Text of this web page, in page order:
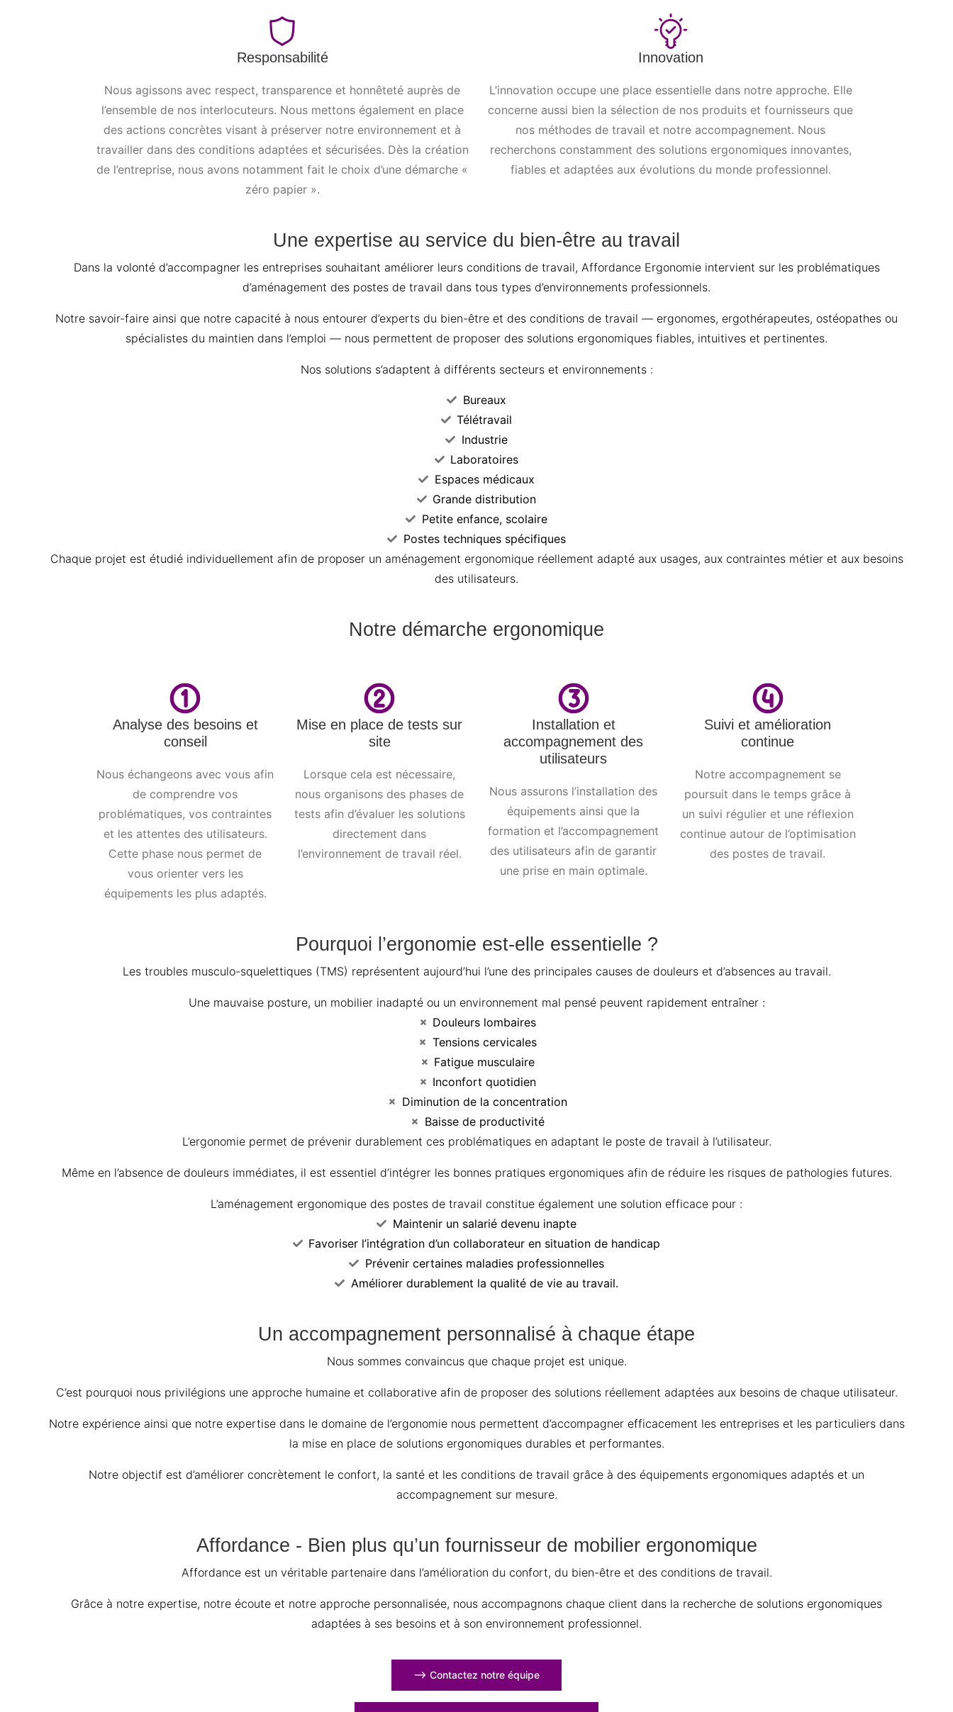
Responsabilité
Nous agissons avec respect, transparence et honnêteté auprès de
l’ensemble de nos interlocuteurs. Nous mettons également en place
des actions concrètes visant à préserver notre environnement et à
travailler dans des conditions adaptées et sécurisées. Dès la création
de l’entreprise, nous avons notamment fait le choix d’une démarche «
zéro papier ».
Innovation
L’innovation occupe une place essentielle dans notre approche. Elle
concerne aussi bien la sélection de nos produits et fournisseurs que
nos méthodes de travail et notre accompagnement. Nous
recherchons constamment des solutions ergonomiques innovantes,
fiables et adaptées aux évolutions du monde professionnel.
Une expertise au service du bien-être au travail
Dans la volonté d’accompagner les entreprises souhaitant améliorer leurs conditions de travail, Affordance Ergonomie intervient sur les problématiques
d’aménagement des postes de travail dans tous types d’environnements professionnels.
Notre savoir-faire ainsi que notre capacité à nous entourer d’experts du bien-être et des conditions de travail — ergonomes, ergothérapeutes, ostéopathes ou
spécialistes du maintien dans l’emploi — nous permettent de proposer des solutions ergonomiques fiables, intuitives et pertinentes.
Nos solutions s’adaptent à différents secteurs et environnements :
Bureaux
Télétravail
Industrie
Laboratoires
Espaces médicaux
Grande distribution
Petite enfance, scolaire
Postes techniques spécifiques
Chaque projet est étudié individuellement afin de proposer un aménagement ergonomique réellement adapté aux usages, aux contraintes métier et aux besoins
des utilisateurs.
Notre démarche ergonomique
Analyse des besoins et
conseil
Nous échangeons avec vous afin
de comprendre vos
problématiques, vos contraintes
et les attentes des utilisateurs.
Cette phase nous permet de
vous orienter vers les
équipements les plus adaptés.
Mise en place de tests sur
site
Lorsque cela est nécessaire,
nous organisons des phases de
tests afin d’évaluer les solutions
directement dans
l’environnement de travail réel.
Installation et
accompagnement des
utilisateurs
Nous assurons l’installation des
équipements ainsi que la
formation et l’accompagnement
des utilisateurs afin de garantir
une prise en main optimale.
Suivi et amélioration
continue
Notre accompagnement se
poursuit dans le temps grâce à
un suivi régulier et une réflexion
continue autour de l’optimisation
des postes de travail.
Pourquoi l’ergonomie est-elle essentielle ?
Les troubles musculo-squelettiques (TMS) représentent aujourd’hui l’une des principales causes de douleurs et d’absences au travail.
Une mauvaise posture, un mobilier inadapté ou un environnement mal pensé peuvent rapidement entraîner :
Douleurs lombaires
Tensions cervicales
Fatigue musculaire
Inconfort quotidien
Diminution de la concentration
Baisse de productivité
L’ergonomie permet de prévenir durablement ces problématiques en adaptant le poste de travail à l’utilisateur.
Même en l’absence de douleurs immédiates, il est essentiel d’intégrer les bonnes pratiques ergonomiques afin de réduire les risques de pathologies futures.
L’aménagement ergonomique des postes de travail constitue également une solution efficace pour :
Maintenir un salarié devenu inapte
Favoriser l’intégration d’un collaborateur en situation de handicap
Prévenir certaines maladies professionnelles
Améliorer durablement la qualité de vie au travail.
Un accompagnement personnalisé à chaque étape
Nous sommes convaincus que chaque projet est unique.
C’est pourquoi nous privilégions une approche humaine et collaborative afin de proposer des solutions réellement adaptées aux besoins de chaque utilisateur.
Notre expérience ainsi que notre expertise dans le domaine de l’ergonomie nous permettent d’accompagner efficacement les entreprises et les particuliers dans
la mise en place de solutions ergonomiques durables et performantes.
Notre objectif est d’améliorer concrètement le confort, la santé et les conditions de travail grâce à des équipements ergonomiques adaptés et un
accompagnement sur mesure.
Affordance - Bien plus qu’un fournisseur de mobilier ergonomique
Affordance est un véritable partenaire dans l’amélioration du confort, du bien-être et des conditions de travail.
Grâce à notre expertise, notre écoute et notre approche personnalisée, nous accompagnons chaque client dans la recherche de solutions ergonomiques
adaptées à ses besoins et à son environnement professionnel.
⟶ Contactez notre équipe